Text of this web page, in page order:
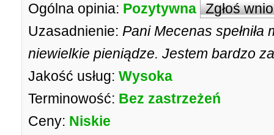
Ogólna opinia: Pozytywna Zgłoś
Uzasadnienie: Pani Mecenas
niewielkie pieniądze. Jestem bardzo
Jakość usług: Wysoka
Terminowość: Bez zastrzeżeń
Ceny: Niskie